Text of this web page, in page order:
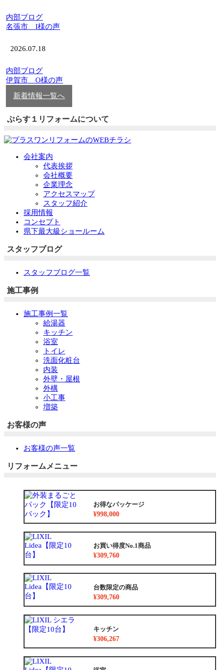
内部ブログ
名張市 I様の声
2026.07.18
内部ブログ
伊賀市 O様の声
新着情報一覧へ
ぷらす１リフォームについて
会社案内
代表挨拶
会社概要
企業理念
アクセスマップ
スタッフ紹介
採用情報
コンセプト
県下最大級ショールーム
スタッフブログ
スタッフブログ一覧
施工事例
施工事例一覧
給湯器
キッチン
浴室
トイレ
洗面化粧台
内装
外壁・屋根
外構
小工事
増築
お客様の声
お客様の声一覧
リフォームメニュー
お得なパッケージ
¥998,000
お買い得度No.1商品
¥309,760
台数限定の商品
¥309,760
キッチン
¥306,267